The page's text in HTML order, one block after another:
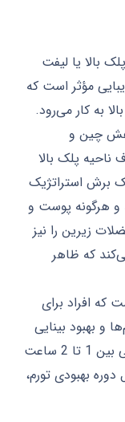
بالا یا لیفت
مؤثر است که
به کار می‌رود.
چین و
پلک بالا
برش استراتژیک
و هرگونه پوست و
زیرین را نیز
که ظاهر
که افراد برای
و بهبود بینایی
خود به آن روی می‌آورند. معمولاً این جراحی بین 1 تا 2 ساعت
بهبودی تورم،